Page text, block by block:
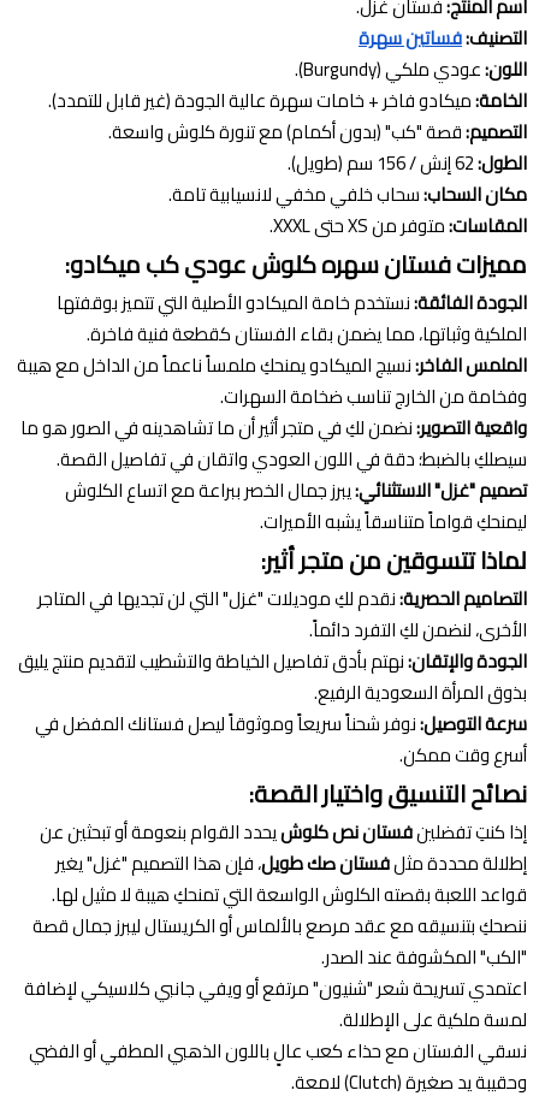
التصنيف:فساتين سهرة
اللون:عودي ملكي (Burgundy).
الخامة:ميكادو فاخر + خامات سهرة عالية الجودة (غير قابل للتمدد).
التصميم:قصة "كب" (بدون أكمام) مع تنورة كلوش واسعة.
الطول:
مكان السحاب:سحاب خلفي مخفي لانسيابية تامة.
المقاسات:متوفر من XS حتى XXXL.
مميزات فستان سهره كلوش عودي كب ميكادو:
الجودة الفائقة:نستخدم خامة الميكادو الأصلية التي تتميز بوقفتها
الملكية وثباتها، مما يضمن بقاء الفستان كقطعة فنية فاخرة.
الملمس الفاخر:نسيج الميكادو يمنحكِ ملمساً ناعماً من الداخل مع هيبة
وفخامة من الخارج تناسب ضخامة السهرات.
واقعية التصوير:نضمن لكِ في متجر أثير أن ما تشاهدينه في الصور هو ما
سيصلكِ بالضبط؛ دقة في اللون العودي واتقان في تفاصيل القصة.
تصميم "غزل" الاستثنائي:يبرز جمال الخصر ببراعة مع اتساع الكلوش
ليمنحكِ قواماً متناسقاً يشبه الأميرات.
لماذا تتسوقين من متجر أثير:
التصاميم الحصرية:نقدم لكِ موديلات "غزل" التي لن تجديها في المتاجر
الأخرى، لنضمن لكِ التفرد دائماً.
الجودة والإتقان:نهتم بأدق تفاصيل الخياطة والتشطيب لتقديم منتج يليق
بذوق المرأة السعودية الرفيع.
سرعة التوصيل:نوفر شحناً سريعاً وموثوقاً ليصل فستانك المفضل في
أسرع وقت ممكن.
نصائح التنسيق واختيار القصة:
إذا كنتِ تفضلينفستان نص كلوشيحدد القوام بنعومة أو تبحثين عن
إطلالة محددة مثلفستان صك طويل، فإن هذا التصميم "غزل" يغير
قواعد اللعبة بقصته الكلوش الواسعة التي تمنحكِ هيبة لا مثيل لها.
ننصحكِ بتنسيقه مع عقد مرصع بالألماس أو الكريستال ليبرز جمال قصة
"الكب" المكشوفة عند الصدر.
اعتمدي تسريحة شعر "شنيون" مرتفع أو ويفي جانبي كلاسيكي لإضافة
لمسة ملكية على الإطلالة.
نسقي الفستان مع حذاء كعب عالٍ باللون الذهبي المطفي أو الفضي
وحقيبة يد صغيرة (Clutch) لامعة.